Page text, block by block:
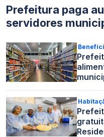
Prefeitura paga
servidores